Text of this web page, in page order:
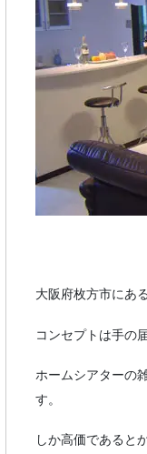
大阪府枚方市にあ
コンセプトは手の
ホームシアターの
す。
しか高価であると